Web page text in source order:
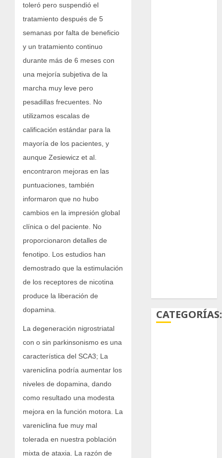
toleró pero suspendió el
tratamiento después de 5
semanas por falta de beneficio
y un tratamiento continuo
durante más de 6 meses con
una mejoría subjetiva de la
marcha muy leve pero
pesadillas frecuentes. No
utilizamos escalas de
calificación estándar para la
mayoría de los pacientes, y
aunque Zesiewicz et al.
encontraron mejoras en las
puntuaciones, también
informaron que no hubo
cambios en la impresión global
clínica o del paciente. No
proporcionaron detalles de
fenotipo. Los estudios han
demostrado que la estimulación
de los receptores de nicotina
produce la liberación de
dopamina.
La degeneración nigrostriatal
con o sin parkinsonismo es una
característica del SCA3; La
vareniclina podría aumentar los
niveles de dopamina, dando
como resultado una modesta
mejora en la función motora. La
vareniclina fue muy mal
tolerada en nuestra población
mixta de ataxia. La razón de
CATEGORÍAS: